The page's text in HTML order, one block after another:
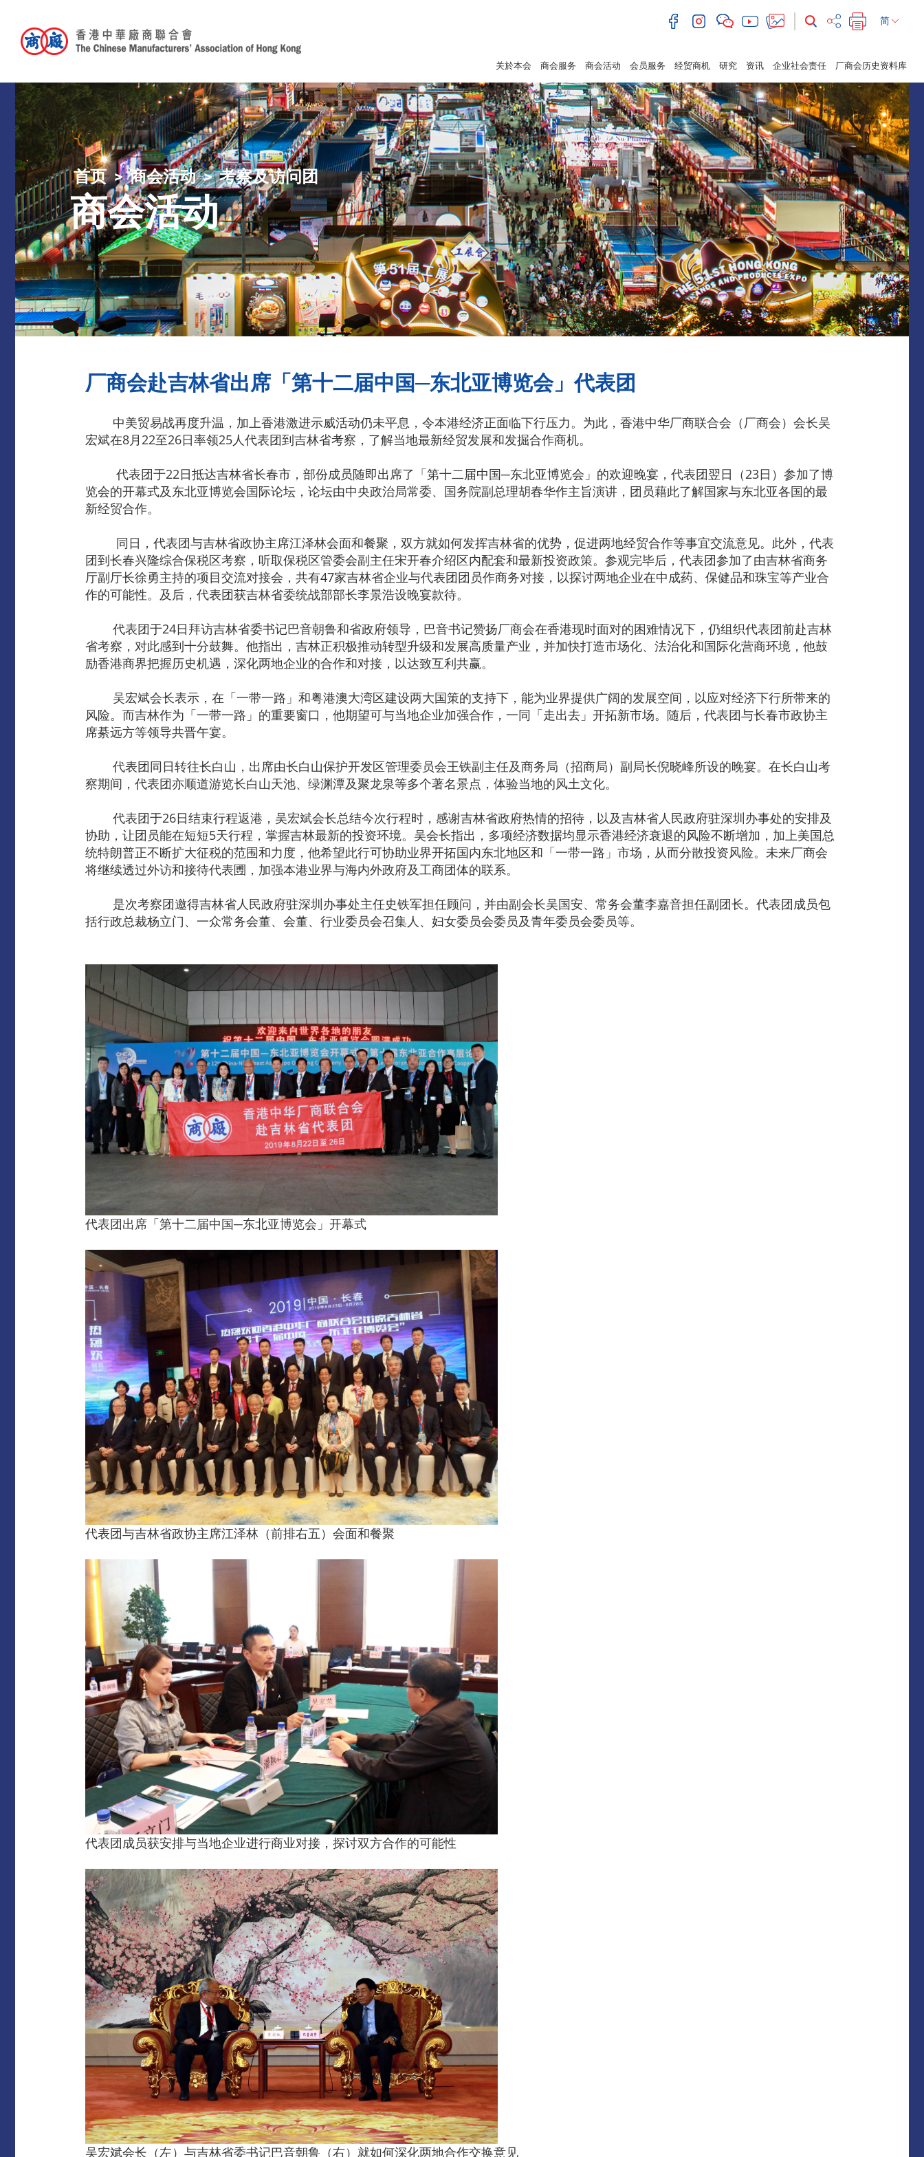
简
关於本会 商会服务 商会活动 会员服务 经贸商机 研究 资讯 企业社会责任 厂商会历史资料库
首页 商会活动 考察及访问团
商会活动
厂商会​赴吉林省出席「第十二届中国─东北亚博览会」代表团
中美贸易战再度升温，加上香港激进示威活动仍未平息，令本港经济正面临下行压力。为此，香港中华厂商联合会（厂商会）会长吴
宏斌在8月22至26日率领25人代表团到吉林省考察，了解当地最新经贸发展和发掘合作商机。
代表团于22日抵达吉林省长春市，部份成员随即出席了「第十二届中国─东北亚博览会」的欢迎晚宴，代表团翌日（23日）参加了博
览会的开幕式及东北亚博览会国际论坛，论坛由中央政治局常委、国务院副总理胡春华作主旨演讲，团员藉此了解国家与东北亚各国的最
新经贸合作。
同日，代表团与吉林省政协主席江泽林会面和餐聚，双方就如何发挥吉林省的优势，促进两地经贸合作等事宜交流意见。此外，代表
团到长春兴隆综合保税区考察，听取保税区管委会副主任宋开春介绍区内配套和最新投资政策。参观完毕后，代表团参加了由吉林省商务
厅副厅长徐勇主持的项目交流对接会，共有47家吉林省企业与代表团团员作商务对接，以探讨两地企业在中成药、保健品和珠宝等产业合
作的可能性。及后，代表团获吉林省委统战部部长李景浩设晚宴款待。
代表团于24日拜访吉林省委书记巴音朝鲁和省政府领导，巴音书记赞扬厂商会在香港现时面对的困难情况下，仍组织代表团前赴吉林
省考察，对此感到十分鼓舞。他指出，吉林正积极推动转型升级和发展高质量产业，并加快打造市场化、法治化和国际化营商环境，他鼓
励香港商界把握历史机遇，深化两地企业的合作和对接，以达致互利共赢。
吴宏斌会长表示，在「一带一路」和粤港澳大湾区建设两大国策的支持下，能为业界提供广阔的发展空间，以应对经济下行所带来的
风险。而吉林作为「一带一路」的重要窗口，他期望可与当地企业加强合作，一同「走出去」开拓新市场。随后，代表团与长春市政协主
席綦远方等领导共晋午宴。
代表团同日转往长白山，出席由长白山保护开发区管理委员会王铁副主任及商务局（招商局）副局长倪晓峰所设的晚宴。在长白山考
察期间，代表团亦顺道游览长白山天池、绿渊潭及聚龙泉等多个著名景点，体验当地的风土文化。
代表团于26日结束行程返港，吴宏斌会长总结今次行程时，感谢吉林省政府热情的招待，以及吉林省人民政府驻深圳办事处的安排及
协助，让团员能在短短5天行程，掌握吉林最新的投资环境。吴会长指出，多项经济数据均显示香港经济衰退的风险不断增加，加上美国总
统特朗普正不断扩大征税的范围和力度，他希望此行可协助业界开拓国内东北地区和「一带一路」市场，从而分散投资风险。未来厂商会
将继续透过外访和接待代表圑，加强本港业界与海内外政府及工商团体的联系。
是次考察团邀得吉林省人民政府驻深圳办事处主任史铁军担任顾问，并由副会长吴国安、常务会董李嘉音担任副团长。代表团成员包
括行政总裁杨立门、一众常务会董、会董、行业委员会召集人、妇女委员会委员及青年委员会委员等。
代表团出席「第十二届中国─东北亚博览会」开幕式
代表团与吉林省政协主席江泽林（前排右五）会面和餐聚
代表团成员获安排与当地企业进行商业对接，探讨双方合作的可能性
吴宏斌会长（左）与吉林省委书记巴音朝鲁（右）就如何深化两地合作交换意见